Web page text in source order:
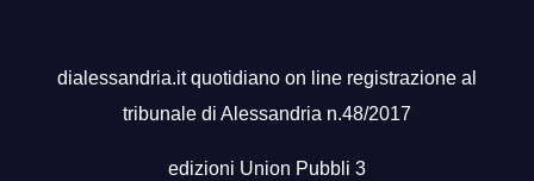
dialessandria.it quotidiano on line registrazione al
tribunale di Alessandria n.48/2017
edizioni Union Pubbli 3